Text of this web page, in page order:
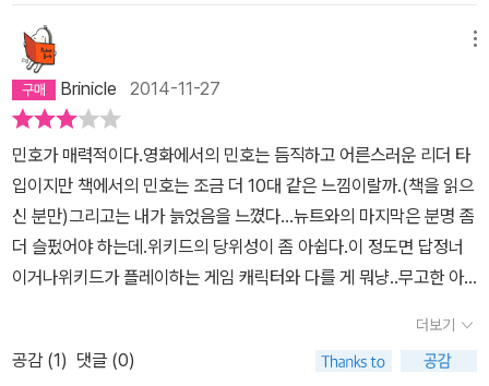
병으로 치료법이 딱히 없는 상태여서 인류의 생존을 위협하고 있었
따. 그래서 사악은 면역체계를 갖춘 소년들을 데려다가 치료법을 개
발하기 위해 갖가지 실험을 행해왔다. 하지만 [데스큐어]의 마지막 보
고서에서는 소름끼치는 진실과 마딱드려야만 했는데, 이 모든 시초가
고의적인 행동의 결과였음을 고백하고 있기 때문이다. 정말 사악이
선하다고 말할 수 있을까. 여기까지 읽고나서도? 1권과 2권을 100미
터 달리기 하듯 단숨에 읽어냈다면 3권은 약간 루즈한 느낌으로 마치
마라톤하듯 읽어낼 수 밖에 없었다. 하지만 3부작의 이어달리기를 끝
까지 다 읽어냈고 이제 그 첫번째 이야기의 영화를 느긋한 마음으로
호는 충격을 받지만 그래도 뉴트를 위해 끝까지 함께 하기로 한다. 토
머스와, 뉴트, 민호는 잰슨을 믿지 못하여 기억 되돌리기에 참여하지
않는다고 한다. 그러나 잰슨은 강제로 그들의 기억을 되돌리려고 강
압으로 진합하지만 사막에서 합류했던 브랜다의 도움으로 토머스와
뉴트, 민호는 탈출하게 된다. 토머스, 뉴트, 민호, 브랜다 그리고 호르
헤까지 다섯 명이서 버그를 타고 사악 본부에서 탈출하여 '댄버'라는
도시로 이동하게 된다. '댄버'는 플레어병에 아직 걸리지 않은 시민들
이 보호를 받으며 살아가는 하나의 마을이었다. 댄버에 도착한 토머
스 일행들은 플레어병에 걸린 뉴트를 데려갈 수 없기 때문에 버그에
남겨놓고 마을 안으로 들어간다. 거기서 토마스는 한남자에게서 쪽지
를 받고, 쪽지에는 갤리가 적어 놓은 글이 있었다. 쪽지에 적혀있는 글
데로 한 건물에 가보니 정말 갤리는 살아 있었고, 그는 오른팔조직원
Brinicle 2014-11-27
민호가 매력적이다.영화에서의 민호는 듬직하고 어른스러운 리더 타
입이지만 책에서의 민호는 조금 더 10대 같은 느낌이랄까.(책을 읽으
신 분만)그리고는 내가 늙었음을 느꼈다...뉴트와의 마지막은 분명 좀
더 슬펐어야 하는데.위키드의 당위성이 좀 아쉽다.이 정도면 답정너
이거나위키드가 플레이하는 게임 캐릭터와 다를 게 뭐냥..무고한 아
차라리 웜홀 너머의 우주 식민지를 알아보는 게 훨씬 더 현실적이지
않았을까 싶다.게다가 반전을 노린 듯한 작가의 마지막 카드는 빛이
더보기
공감 (1) 댓글 (0)